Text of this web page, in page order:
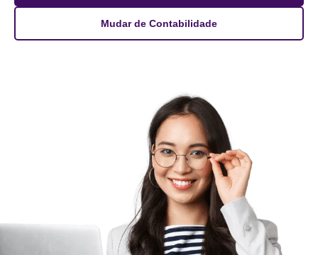
Mudar de Contabilidade